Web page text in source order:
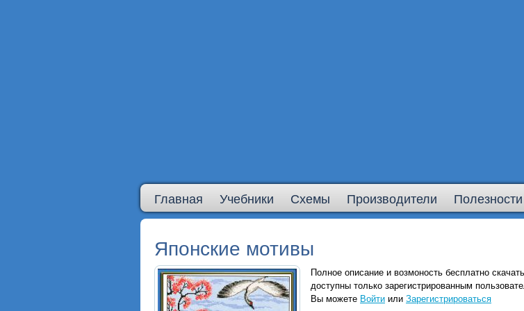
Главная Учебники Схемы Производители Полезности
Японские мотивы
Полное описание и возмоность бесплатно
доступны только зарегистрированным
Вы можете Войти или Зарегистрироваться